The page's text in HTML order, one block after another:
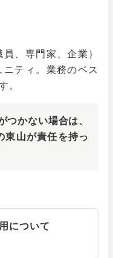
、専門家、企業）
ティ。業務のベス
。
つかない場合は、
東山が責任を持っ
について